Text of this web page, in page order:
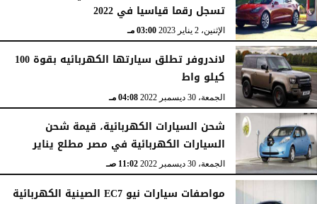
تسجل رقما قياسيا في 2022
الإثنين، 2 يناير 2023 03:00 مـ
لاندروفر تطلق سيارتها الكهربائيه بقوة 100
كيلو واط
الجمعة، 30 ديسمبر 2022 04:08 مـ
شحن السيارات الكهربائية، قيمة شحن
السيارات الكهربائية في مصر مطلع يناير
الجمعة، 30 ديسمبر 2022 11:02 صـ
مواصفات سيارات نيو EC7 الصينية الكهربائية